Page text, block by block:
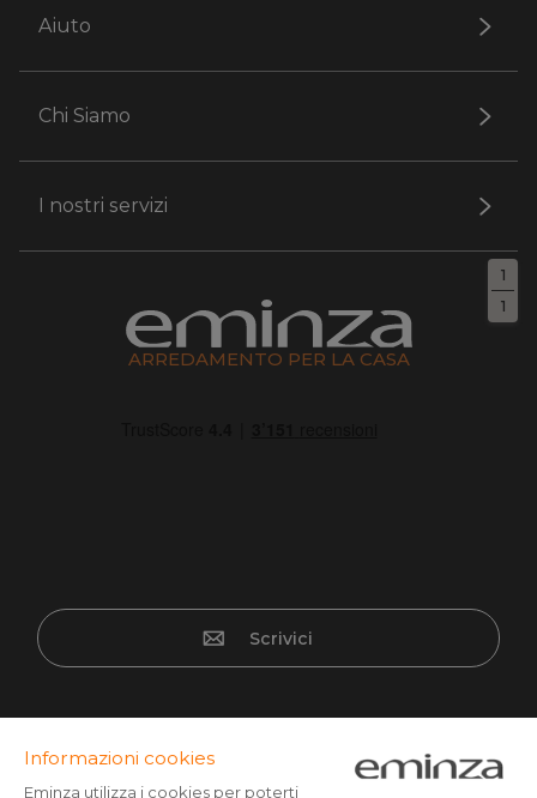
1
1
Aiuto
Chi Siamo
I nostri servizi
ARREDAMENTO PER LA CASA
Scrivici